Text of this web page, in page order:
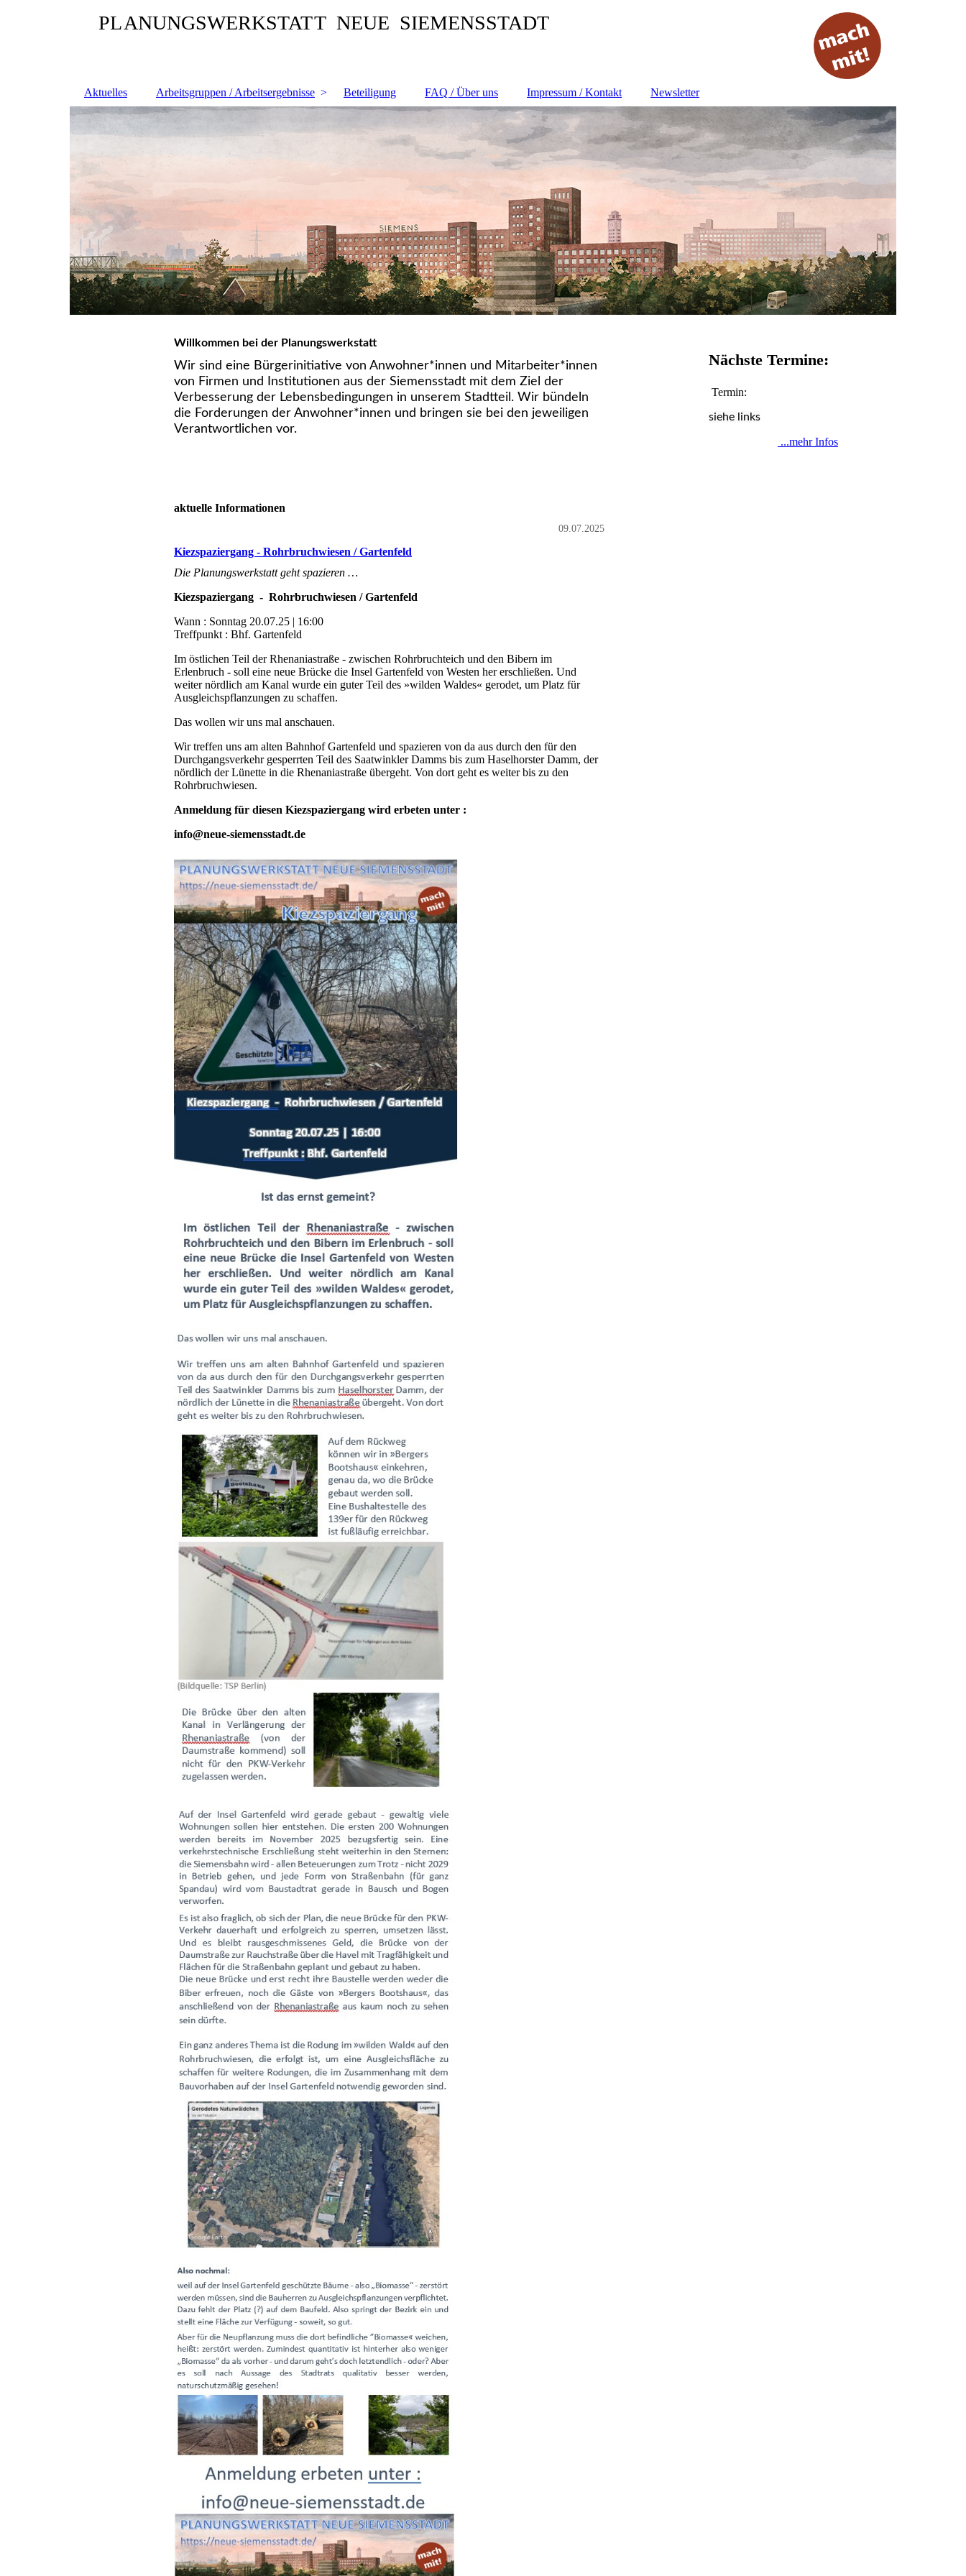
PLANUNGSWERKSTATT NEUE SIEMENSSTADT
Aktuelles Arbeitsgruppen / Arbeitsergebnisse Beteiligung FAQ / Über uns Impressum / Kontakt Newsletter
Willkommen bei der Planungswerkstatt
Wir sind eine Bürgerinitiative von Anwohner*innen und Mitarbeiter*innen
von Firmen und Institutionen aus der Siemensstadt mit dem Ziel der
Verbesserung der Lebensbedingungen in unserem Stadtteil. Wir bündeln
die Forderungen der Anwohner*innen und bringen sie bei den jeweiligen
Verantwortlichen vor.
aktuelle Informationen
09.07.2025
Kiezspaziergang - Rohrbruchwiesen / Gartenfeld
Die Planungswerkstatt geht spazieren …
Kiezspaziergang - Rohrbruchwiesen / Gartenfeld
Wann : Sonntag 20.07.25 | 16:00
Treffpunkt : Bhf. Gartenfeld
Im östlichen Teil der Rhenaniastraße - zwischen Rohrbruchteich und den Bibern im
Erlenbruch - soll eine neue Brücke die Insel Gartenfeld von Westen her erschließen. Und
weiter nördlich am Kanal wurde ein guter Teil des »wilden Waldes« gerodet, um Platz für
Ausgleichspflanzungen zu schaffen.
Das wollen wir uns mal anschauen.
Wir treffen uns am alten Bahnhof Gartenfeld und spazieren von da aus durch den für den
Durchgangsverkehr gesperrten Teil des Saatwinkler Damms bis zum Haselhorster Damm, der
nördlich der Lünette in die Rhenaniastraße übergeht. Von dort geht es weiter bis zu den
Rohrbruchwiesen.
Anmeldung für diesen Kiezspaziergang wird erbeten unter :
info@neue-siemensstadt.de
Nächste Termine:
Termin:
siehe links
...mehr Infos